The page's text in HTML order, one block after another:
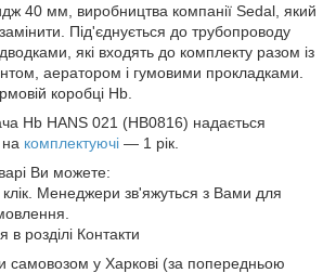
40 мм, виробництва компанії Sedal, який
Під'єднується до трубопроводу
які входять до комплекту разом із
аератором і гумовими прокладками.
коробці Hb.
Hb HANS 021 (HB0816) надається
на комплектуючі — 1 рік.
Ви можете:
клік. Менеджери зв'яжуться з Вами для
розділі Контакти
самовозом у Харкові (за попередньою